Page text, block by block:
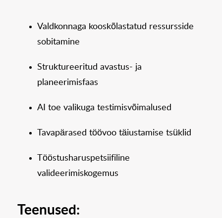
Valdkonnaga kooskõlastatud ressursside
sobitamine
Struktureeritud avastus- ja
planeerimisfaas
AI toe valikuga testimisvõimalused
Tavapärased töövoo täiustamise tsüklid
Tööstusharuspetsiifiline
valideerimiskogemus
Teenused: